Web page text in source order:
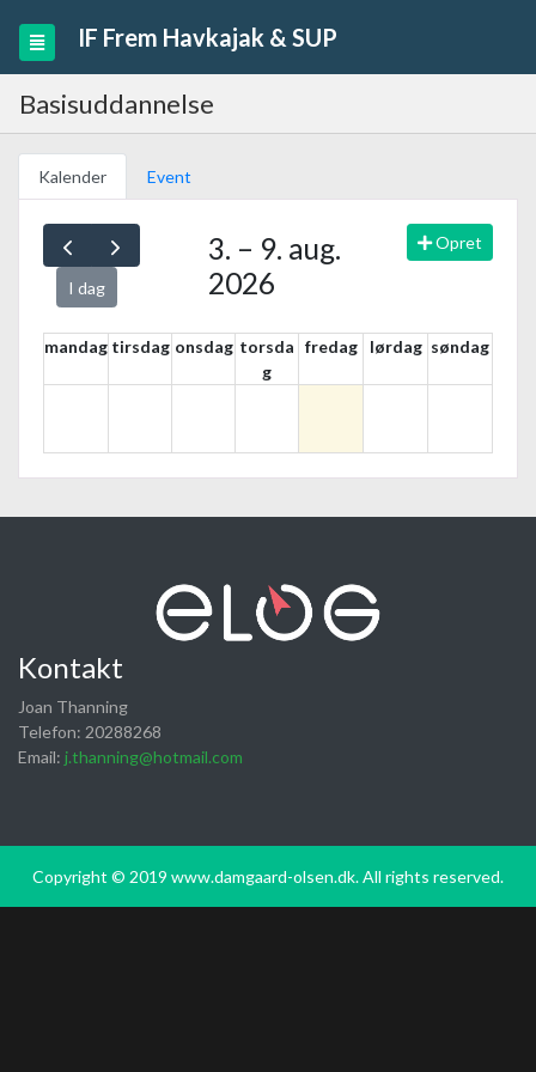
IF Frem Havkajak & SUP
Basisuddannelse
Kalender Event
Opret
I dag
3. – 9. aug.
2026
mandag tirsdag onsdag torsda
g
fredag lørdag søndag
Kontakt
Joan Thanning
Telefon: 20288268
Email: j.thanning@hotmail.com
Copyright © 2019 www.damgaard-olsen.dk. All rights reserved.